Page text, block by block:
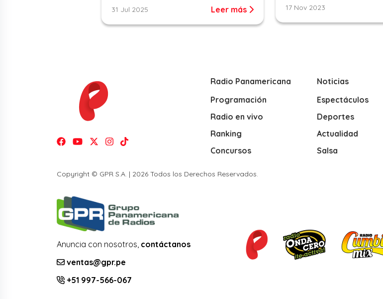
31 Jul 2025 Leer más 17 Nov 2023
Radio Panamericana
Programación
Radio en vivo
Ranking
Concursos
Noticias
Espectáculos
Deportes
Actualidad
Salsa
Copyright © GPR S.A. | 2026 Todos los Derechos Reservados.
Anuncia con nosotros, contáctanos
ventas@gpr.pe
+51 997-566-067